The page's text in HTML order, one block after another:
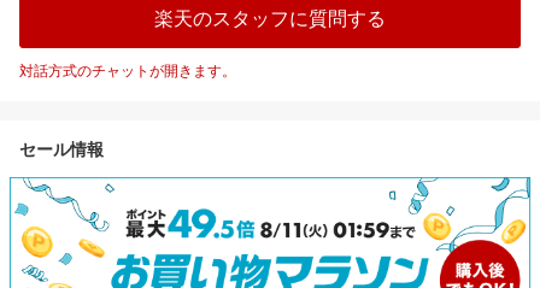
楽天のスタッフに質問する
対話方式のチャットが開きます。
セール情報